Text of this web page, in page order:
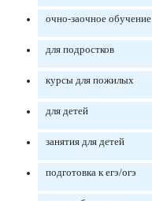
очно-заочное обучение
для подростков
курсы для пожилых
для детей
занятия для детей
подготовка к егэ/огэ